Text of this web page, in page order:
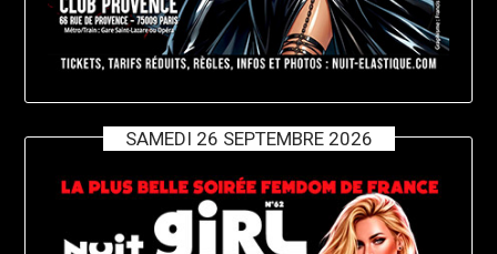
SAMEDI 26 SEPTEMBRE 2026